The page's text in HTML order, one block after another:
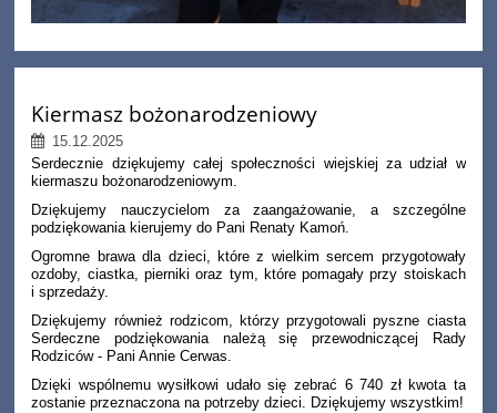
Kiermasz bożonarodzeniowy
15.12.2025
Serdecznie dziękujemy całej społeczności wiejskiej za udział w
kiermaszu bożonarodzeniowym.
Dziękujemy nauczycielom za zaangażowanie, a szczególne
podziękowania kierujemy do Pani Renaty Kamoń.
Ogromne brawa dla dzieci, które z wielkim sercem przygotowały
ozdoby, ciastka, pierniki oraz tym, które pomagały przy stoiskach
i sprzedaży.
Dziękujemy również rodzicom, którzy przygotowali pyszne ciasta
Serdeczne podziękowania należą się przewodniczącej Rady
Rodziców - Pani Annie Cerwas.
Dzięki wspólnemu wysiłkowi udało się zebrać 6 740 zł kwota ta
zostanie przeznaczona na potrzeby dzieci. Dziękujemy wszystkim!